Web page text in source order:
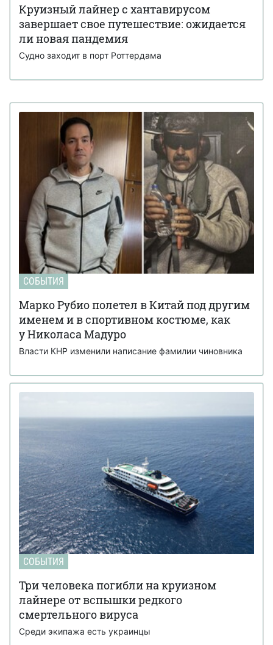
Круизный лайнер с хантавирусом
завершает свое путешествие: ожидается
ли новая пандемия
Судно заходит в порт Роттердама
СОБЫТИЯ
Марко Рубио полетел в Китай под другим
именем и в спортивном костюме, как
у Николаса Мадуро
Власти КНР изменили написание фамилии чиновника
СОБЫТИЯ
Три человека погибли на круизном
лайнере от вспышки редкого
смертельного вируса
Среди экипажа есть украинцы